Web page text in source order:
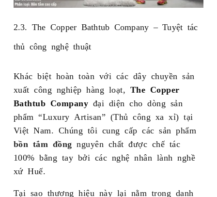
2.3. The Copper Bathtub Company – Tuyệt tác
thủ công nghệ thuật
Khác biệt hoàn toàn với các dây chuyền sản
xuất công nghiệp hàng loạt, The Copper
Bathtub Company đại diện cho dòng sản
phẩm “Luxury Artisan” (Thủ công xa xỉ) tại
Việt Nam. Chúng tôi cung cấp các sản phẩm
bồn tắm đồng nguyên chất được chế tác
100% bằng tay bởi các nghệ nhân lành nghề
xứ Huế.
Tại sao thương hiệu này lại nằm trong danh